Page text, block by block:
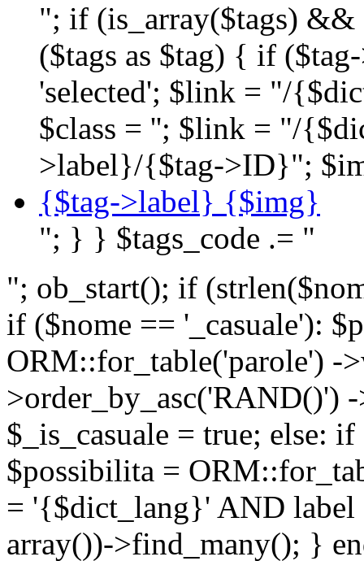
"; if (is_array($tags) &&
($tags as $tag) { if
'selected'; $link = "/
$class = ''; $link = "/
>label}/{$tag->ID}";
{$tag->label} {$img}
"; } } $tags_code .= "
"; ob_start(); if
if ($nome == '_casuale'):
ORM::for_table('parole') -
>order_by_asc('RAND()')
$_is_casuale = true; else:
$possibilita =
= '{$dict_lang}' AND
array())->find_many(); }